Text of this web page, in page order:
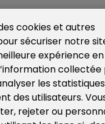
cookies et autres
sécuriser notre
expérience en
collectée
les
des utilisateurs.
rejeter ou